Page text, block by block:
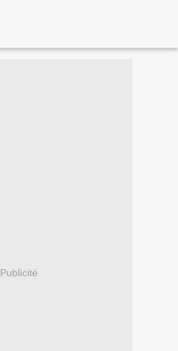
Publicité